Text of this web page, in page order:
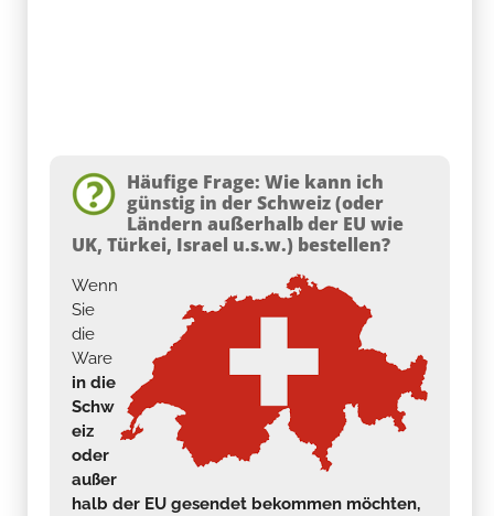
Häufige Frage: Wie kann ich
günstig in der Schweiz (oder
Ländern außerhalb der EU wie
UK, Türkei, Israel u.s.w.) bestellen?
Wenn
Sie
die
Ware
in die
Schw
eiz
oder
außer
halb der EU gesendet bekommen möchten,